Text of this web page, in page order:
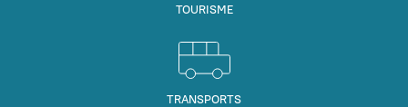
TOURISME
TRANSPORTS